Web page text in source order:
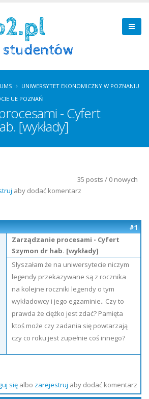
UNIWERSYTET EKONOMICZNY W POZNANIU
UE POZNAŃ
- Cyfert
[wykłady]
35 posts / 0 nowych
aby dodać komentarz
#1
Zarządzanie procesami - Cyfert
Szymon dr hab. [wykłady]
Słyszałam że na uniwersytecie niczym
legendy przekazywane są z rocznika
na kolejne roczniki legendy o tym
wykładowcy i jego egzaminie.. Czy to
prawda że ciężko jest zdać? Pamięta
ktoś może czy zadania się powtarzają
czy co roku jest zupełnie coś innego?
sięalbo zarejestruj aby dodać komentarz